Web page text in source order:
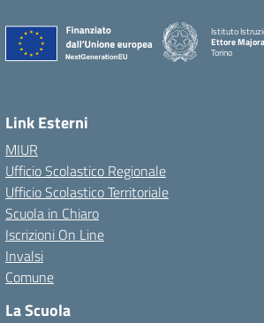
Istituto
Ettore
Torino
Link Esterni
MIUR
Ufficio Scolastico Regionale
Ufficio Scolastico Territoriale
Scuola in Chiaro
Iscrizioni On Line
Invalsi
Comune
La Scuola